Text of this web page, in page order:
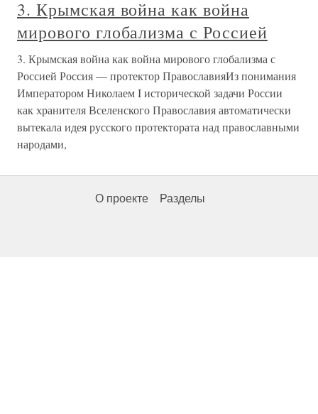
3. Крымская война как война
мирового глобализма с Россией
3. Крымская война как война мирового глобализма с
Россией Россия — протектор ПравославияИз понимания
Императором Николаем I исторической задачи России
как хранителя Вселенского Православия автоматически
вытекала идея русского протектората над православными
народами,
О проекте Разделы